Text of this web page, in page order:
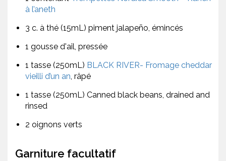
à l’aneth
3 c. à thé (15mL) piment jalapeño, émincés
1 gousse d'ail, pressée
1 tasse (250mL) BLACK RIVER- Fromage cheddar
vieilli d’un an, râpé
1 tasse (250mL) Canned black beans, drained and
rinsed
2 oignons verts
Garniture facultatif